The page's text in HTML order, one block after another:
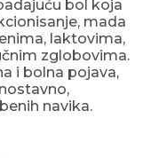
bol koja
mada
laktovima,
zglobovima.
i bolna pojava,
navika.